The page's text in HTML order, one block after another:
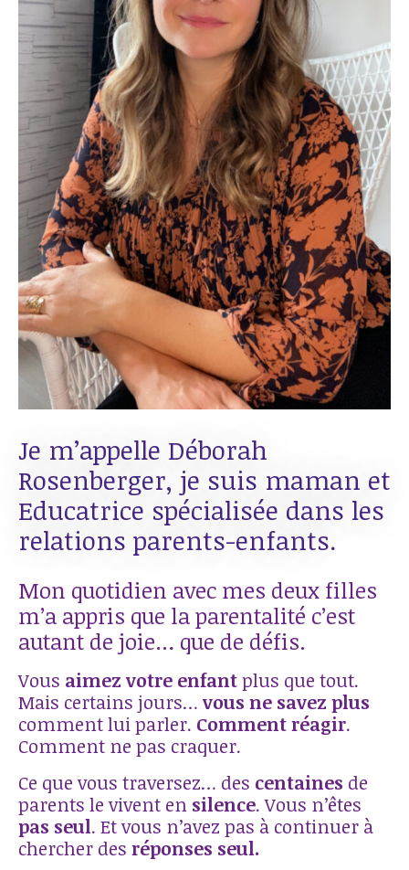
Je m’appelle Déborah
Rosenberger, je suis maman et
Educatrice spécialisée dans les
relations parents-enfants.
Mon quotidien avec mes deux filles
m’a appris que la parentalité c’est
autant de joie… que de défis.
Vous aimez votre enfantplus que tout.
Mais certains jours…vous ne savez plus
comment lui parler. Comment réagir.
Comment ne pas craquer.
Ce que vous traversez… des centaines de
parents le vivent en silence. Vous n’êtes
pas seul. Et vous n’avez pas à continuer à
chercher des réponses seul.